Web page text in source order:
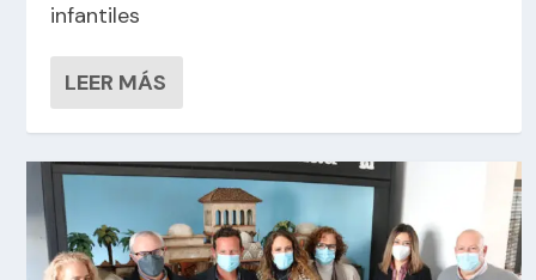
infantiles
LEER MÁS